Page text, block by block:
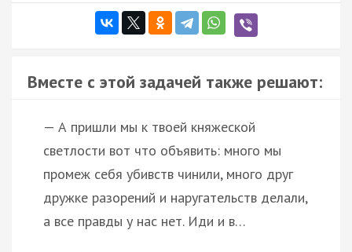
Вместе с этой задачей также решают:
— А пришли мы к твоей княжеской
светлости вот что объявить: много мы
промеж себя убивств чинили, много друг
дружке разорений и наругательств делали,
а все правды у нас нет. Иди и в…